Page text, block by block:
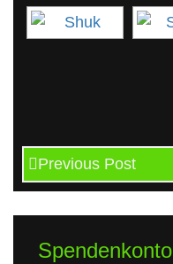
Previous Post
Spendenkonto